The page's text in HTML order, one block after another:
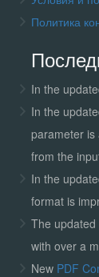
Политика
In the
In the
parameter is
from the
In the
format is
The updated
with over a
New PDF